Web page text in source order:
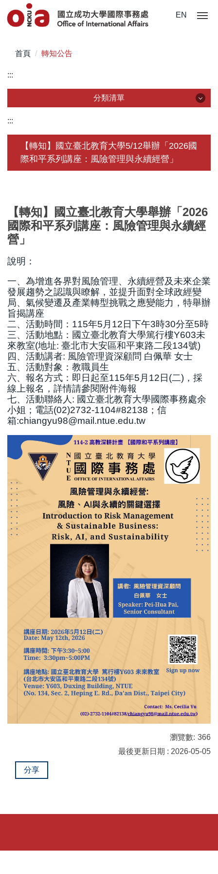
到
區
EN
首頁 轉知公告
:::
分類清單
關於我們
未來學生
在校須知
國際鏈結
:::
【轉知】國立臺北教育大學5/12舉辦「2026國
際和平系列講座：風險管理與永續經營」
【轉知】國立臺北教育大學舉辦「2026
國際和平系列講座：風險管理與永續經
營」
說明：
一、為增進各界對風險管理、永續經營及未來企業
發展趨勢之認識與瞭解，並提升面對全球政經變
局、氣候變遷及產業轉型挑戰之應變能力，特舉辦
旨揭講座
二、活動時間：115年5月12日下午3時30分至5時
三、活動地點：國立臺北教育大學篤行樓Y603未
來教室(地址: 臺北市大安區和平東路二段134號)
四、活動講者: 風險管理資深顧問 白佩華 女士
五、活動對象：教職員生
六、報名方式：即日起至115年5月12日(二)，採
線上報名，詳情請參閱附件海報
七、活動聯絡人: 國立臺北教育大學國際事務處余
小姐；電話(02)2732-1104#82138；信
箱:chiangyu98@mail.ntue.edu.tw
瀏覽數: 366
最後更新日期 : 2026-05-05
分享